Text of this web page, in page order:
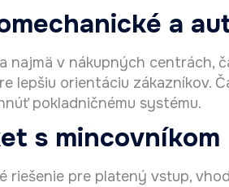
a
najmä v nákupných centrách,
lepšiu orientáciu zákazníkov.
pokladničnému systému.
s mincovníkom
riešenie pre platený vstup,